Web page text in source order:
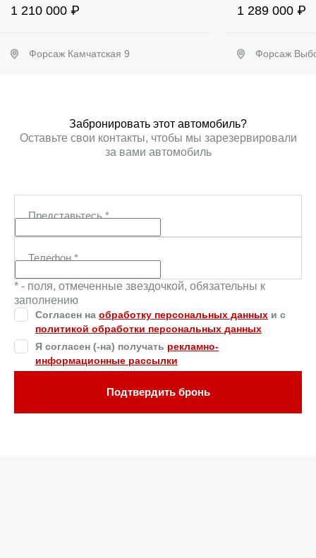
1 210 000 ₽
Форсаж Камчатская 9
1 289 000 ₽
Форсаж
Забронировать этот автомобиль?
Оставьте свои контакты, чтобы мы зарезервировали
за вами автомобиль
Представьтесь*
Телефон*
* - поля, отмеченные звездочкой, обязательны к
заполнению
Согласен на обработку персональных данных и c
политикой обработки персональных данных
Я согласен (-на) получать рекламно-
информационные рассылки
Подтвердить бронь